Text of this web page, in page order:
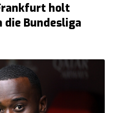
holt
die Bundesliga